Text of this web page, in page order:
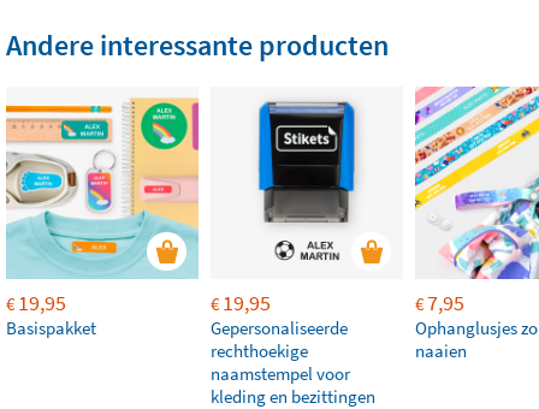
Andere interessante producten
€19,95
Basispakket
€19,95
Gepersonaliseerde
rechthoekige
naamstempel voor
kleding en bezittingen
€7,95
Ophanglusjes
naaien